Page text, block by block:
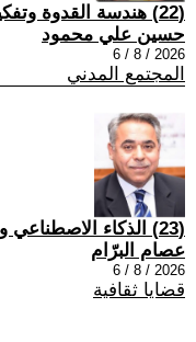
(22) هندسة القدوة وتفكيك الوعي الأخلاقي
حسين علي محمود
2026 / 8 / 6
المجتمع المدني
(23) الذكاء الاصطناعي وتأثيره في الثقافة والوظائف
عصام البرّام
2026 / 8 / 6
قضايا ثقافية